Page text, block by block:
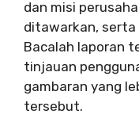
dan misi
ditawarkan, serta
Bacalah laporan
tinjauan
gambaran yang
tersebut.